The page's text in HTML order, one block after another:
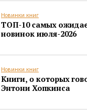
Новинки книг
ТОП-10 самых
новинок июля-2026
Новинки книг
Книги, о которых
Энтони Хопкинса